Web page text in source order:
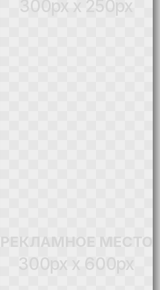
300px x 250px
РЕКЛАМНОЕ МЕСТО
300px x 600px